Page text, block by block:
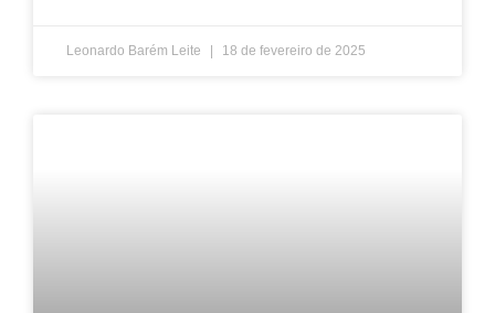
Leonardo Barém Leite 18 de fevereiro de 2025